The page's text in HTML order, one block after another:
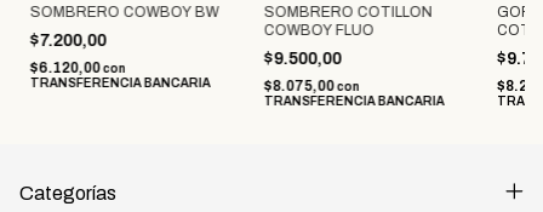
SOMBRERO COWBOY BW
$7.200,00
$6.120,00con
TRANSFERENCIA BANCARIA
SOMBRERO COTILLON
COWBOY FLUO
$9.500,00
$8.075,00con
TRANSFERENCIA BANCARIA
Categorías